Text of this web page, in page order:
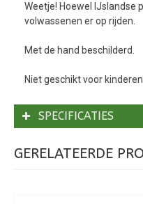
Weetje! Hoewel IJslandse
volwassenen er op rijden.
Met de hand beschilderd.
Niet geschikt voor
SPECIFICATIES
GERELATEERDE